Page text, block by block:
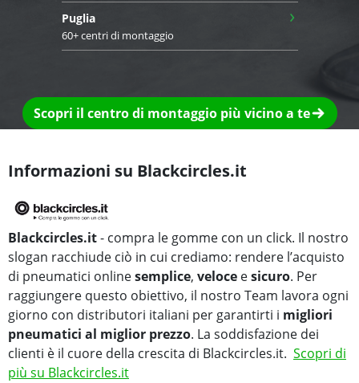
Puglia
60+ centri di montaggio
›
Scopri il centro di montaggio più vicino a te
Informazioni su Blackcircles.it
Blackcircles.it- compra le gomme con un click. Il nostro
slogan racchiude ciò in cui crediamo: rendere l’acquisto
di pneumatici onlinesemplice, veloce esicuro. Per
raggiungere questo obiettivo, il nostro Team lavora ogni
giorno con distributori italiani per garantirti i migliori
pneumatici al miglior prezzo. La soddisfazione dei
clienti è il cuore della crescita di Blackcircles.it. Scopri di
più su Blackcircles.it